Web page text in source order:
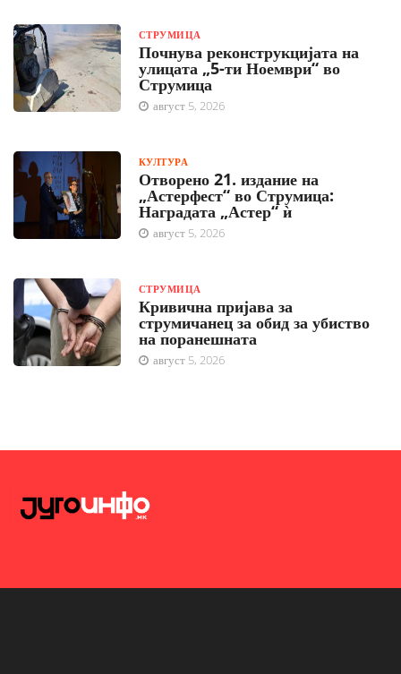
СТРУМИЦА
Почнува реконструкцијата на
улицата „5-ти Ноември“ во
Струмица
август 5, 2026
КУЛТУРА
Отворено 21. издание на
„Астерфест“ во Струмица:
Наградата „Астер“ ѝ
август 5, 2026
СТРУМИЦА
Кривична пријава за
струмичанец за обид за убиство
на поранешната
август 5, 2026